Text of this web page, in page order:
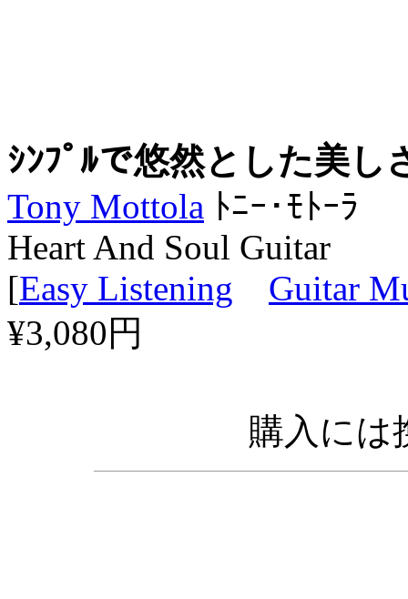
ｼﾝﾌﾟﾙで悠然とした美し
Tony Mottola ﾄﾆｰ･ﾓﾄｰﾗ
Heart And Soul Guitar
[Easy Listening
Guitar
¥3,080円
購入には